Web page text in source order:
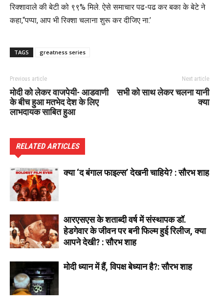
रिक्शावाले की बेटी को ९९% मिले. ऐसे समाचार पढ-पढ कर बका के बेटे ने
कहा,“पप्पा, आप भी रिक्शा चलाना शुरू कर दीजिए ना.’
TAGS greatness series
Previous article
मोदी को लेकर वाजपेयी- आडवाणी
के बीच हुआ मतभेद देश के लिए
लाभदायक साबित हुआ
Next article
सभी को साथ लेकर चलना यानी
क्या
RELATED ARTICLES
क्या ‘द बंगाल फाइल्स’ देखनी चाहिये? : सौरभ शाह
आरएसएस के शताब्दी वर्ष में संस्थापक डॉ.
हेडगेवार के जीवन पर बनी फिल्म हुई रिलीज, क्या
आपने देखी? : सौरभ शाह
मोदी ध्यान में हैं, विपक्ष बेध्यान है?: सौरभ शाह